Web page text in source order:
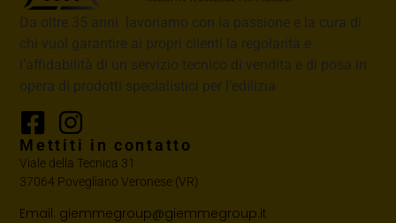
Da oltre 35 anni lavoriamo con la passione e la cura di
chi vuol garantire ai propri clienti la regolarità e
l’affidabilità di un servizio tecnico di vendita e di posa in
opera di prodotti specialistici per l’edilizia
Mettiti in contatto
Viale della Tecnica 31
37064 Povegliano Veronese (VR)
Email: giemmegroup@giemmegroup.it